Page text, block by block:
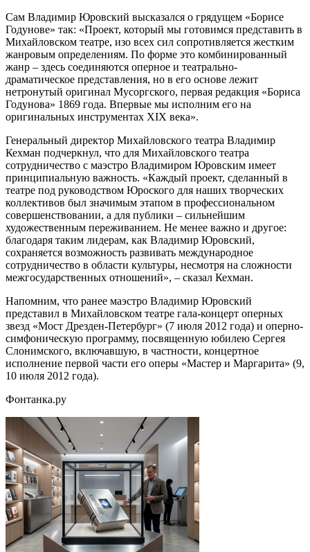
Сам Владимир Юровский высказался о грядущем «Борисе
Годунове» так: «Проект, который мы готовимся представить в
Михайловском театре, изо всех сил сопротивляется жестким
жанровым определениям. По форме это комбинированный
жанр – здесь соединяются оперное и театрально-
драматическое представления, но в его основе лежит
нетронутый оригинал Мусоргского, первая редакция «Бориса
Годунова» 1869 года. Впервые мы исполним его на
оригинальных инструментах XIX века».
Генеральный директор Михайловского театра Владимир
Кехман подчеркнул, что для Михайловского театра
сотрудничество с маэстро Владимиром Юровским имеет
принципиальную важность. «Каждый проект, сделанный в
театре под руководством Юроского для наших творческих
коллективов был значимым этапом в профессиональном
совершенствовании, а для публики – сильнейшим
художественным переживанием. Не менее важно и другое:
благодаря таким лидерам, как Владимир Юровский,
сохраняется возможность развивать международное
сотрудничество в области культуры, несмотря на сложности
межгосударственных отношений», – сказал Кехман.
Напомним, что ранее маэстро Владимир Юровский
представил в Михайловском театре гала-концерт оперных
звезд «Мост Дрезден-Петербург» (7 июля 2012 года) и оперно-
симфоническую программу, посвященную юбилею Сергея
Слонимского, включавшую, в частности, концертное
исполнение первой части его оперы «Мастер и Маргарита» (9,
10 июля 2012 года).
Фонтанка.ру